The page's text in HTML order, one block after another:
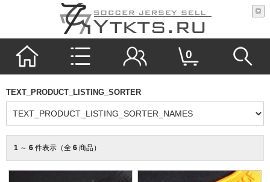
0
TEXT_PRODUCT_LISTING_SORTER
1 ～ 6 件表示（全 6 商品）